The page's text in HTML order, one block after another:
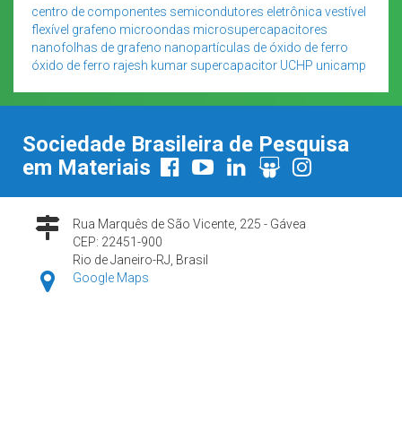
centro de componentes semicondutores eletrônica vestível
flexível grafeno microondas microsupercapacitores
nanofolhas de grafeno nanopartículas de óxido de ferro
óxido de ferro rajesh kumar supercapacitor UCHP unicamp
Sociedade Brasileira de Pesquisa
em Materiais
Rua Marquês de São Vicente, 225 - Gávea
CEP: 22451-900
Rio de Janeiro-RJ, Brasil
Google Maps